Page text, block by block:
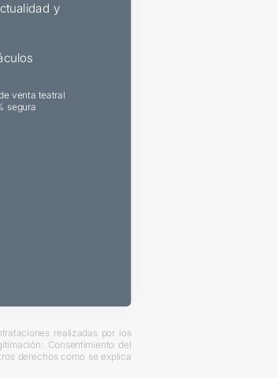
y
venta teatral
segura
realizadas por los
Consentimiento del
derechos como se explica